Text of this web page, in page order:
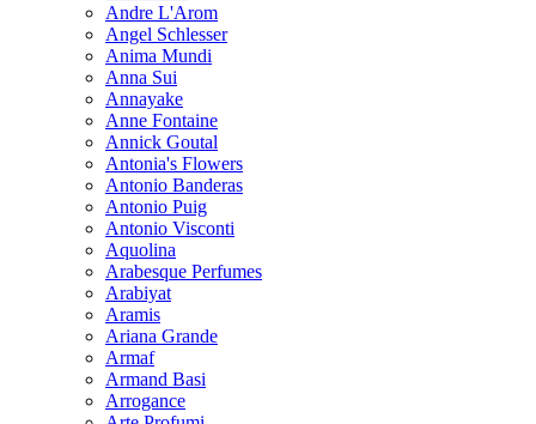
Andre L'Arom
Angel Schlesser
Anima Mundi
Anna Sui
Annayake
Anne Fontaine
Annick Goutal
Antonia's Flowers
Antonio Banderas
Antonio Puig
Antonio Visconti
Aquolina
Arabesque Perfumes
Arabiyat
Aramis
Ariana Grande
Armaf
Armand Basi
Arrogance